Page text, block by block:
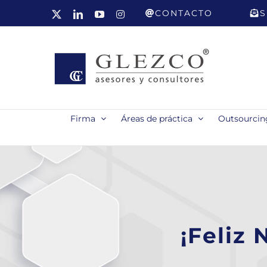
LinkedInYouTubeInstagramCONTACTO
Firma Áreas de práctica
¡Feliz